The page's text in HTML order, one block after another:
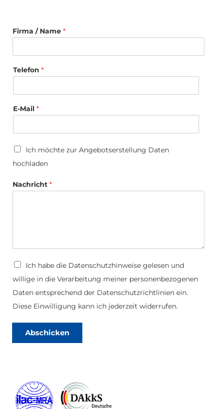
Firma / Name *
Telefon *
E-Mail *
U
l
a
d
Ich möchte zur Angebotserstellung Daten
hochladen
Nachricht *
p
l
o
a
d
*
e
D
t
e
n
s
h
t
Ich habe die Datenschutzhinweise gelesen und
willige in die Verarbeitung meiner personenbezogenen
Daten entsprechend der Datenschutzrichtlinien ein.
Diese Einwilligung kann ich jederzeit widerrufen.
Abschicken